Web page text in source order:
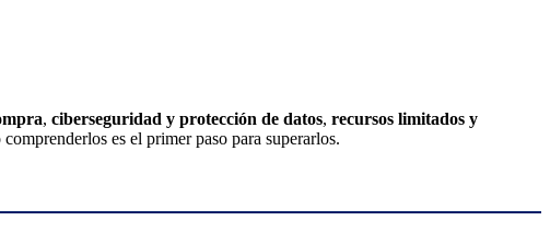
, ciberseguridad y protección de datos, recursos limitados y
es el primer paso para superarlos.